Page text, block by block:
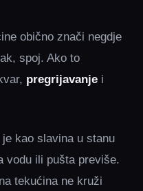
obično znači negdje
spoj. Ako to
pregrijavanje i
je kao slavina u stanu
ili pušta previše.
tekućina ne kruži